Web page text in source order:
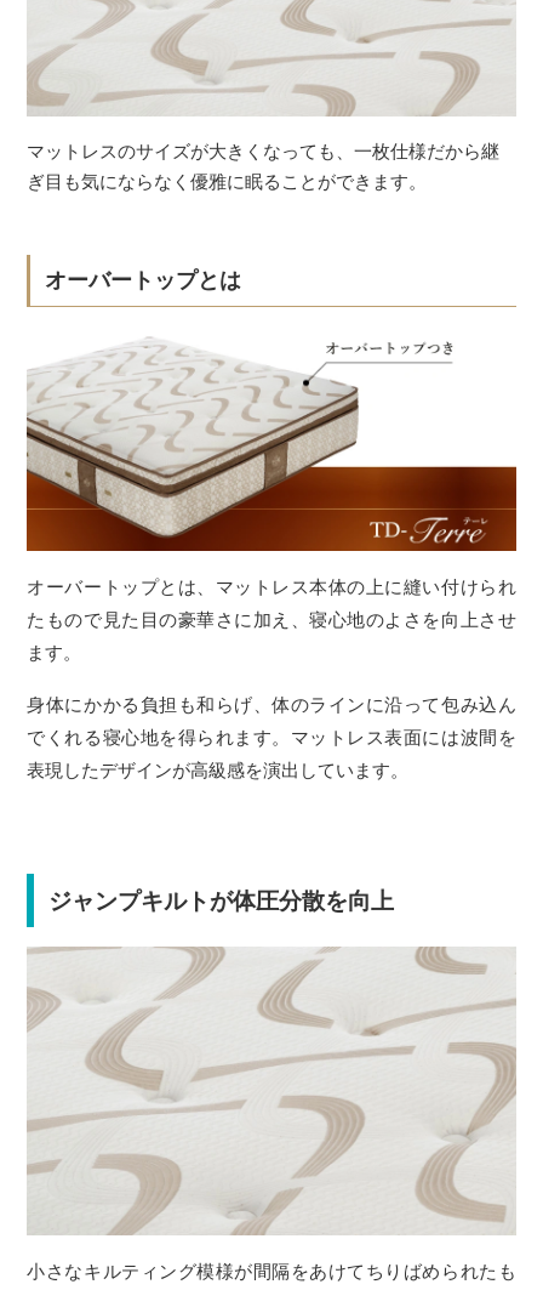
マットレスのサイズが大きくなっても、一枚仕様だから継
ぎ目も気にならなく優雅に眠ることができます。
オーバートップとは
オーバートップとは、マットレス本体の上に縫い付けられ
たもので見た目の豪華さに加え、寝心地のよさを向上させ
ます。
身体にかかる負担も和らげ、体のラインに沿って包み込ん
でくれる寝心地を得られます。マットレス表面には波間を
表現したデザインが高級感を演出しています。
ジャンプキルトが体圧分散を向上
小さなキルティング模様が間隔をあけてちりばめられたも